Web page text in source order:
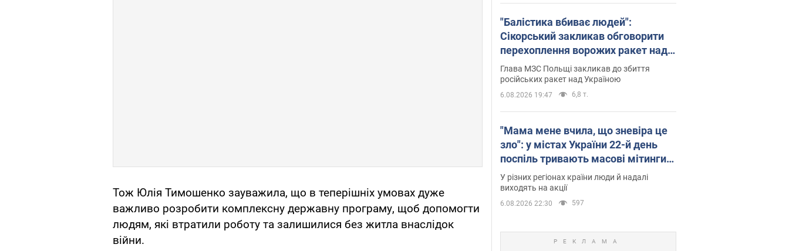
Тож Юлія Тимошенко зауважила, що в теперішніх умовах дуже
важливо розробити комплексну державну програму, щоб допомогти
людям, які втратили роботу та залишилися без житла внаслідок
війни.
"Балістика вбиває людей":
Сікорський закликав обговорити
перехоплення ворожих ракет над
Україною
Глава МЗС Польщі закликав до збиття
російських ракет над Україною
6.08.2026 19:47 6,8 т.
"Мама мене вчила, що зневіра це
зло": у містах України 22-й день
поспіль тривають масові мітинги
за повернення Федорова. Фото і
відео
У різних регіонах країни люди й надалі
виходять на акції
6.08.2026 22:30 597